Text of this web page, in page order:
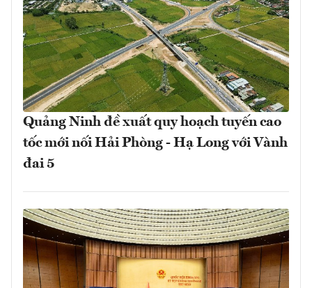
Quảng Ninh đề xuất quy hoạch tuyến cao
tốc mới nối Hải Phòng - Hạ Long với Vành
đai 5